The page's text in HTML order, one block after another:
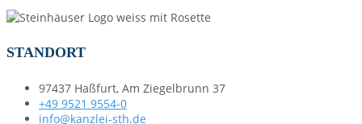
STANDORT
97437 Haßfurt, Am Ziegelbrunn 37
+49 9521 9554-0
info@kanzlei-sth.de